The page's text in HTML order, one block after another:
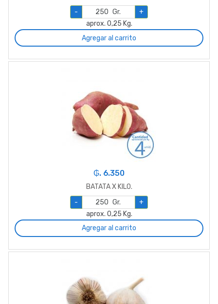
-
Gr.
+
aprox. 0,25 Kg.
Agregar al carrito
₲. 6.350
BATATA X KILO.
-
Gr.
+
aprox. 0,25 Kg.
Agregar al carrito